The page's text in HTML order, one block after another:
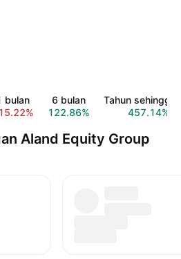
bulan
6 bulan
122.86%
Tahun sehingga
457.14%
Aland Equity Group